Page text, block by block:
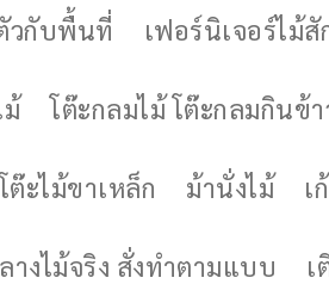
วกับพื้นที่ เฟอร์นิเจอร์ไม้สั
โต๊ะกลมไม้ โต๊ะกลมกินข้า
ต๊ะไม้ขาเหล็ก ม้านั่งไม้ เ
างไม้จริง สั่งทำตามแบบ เ